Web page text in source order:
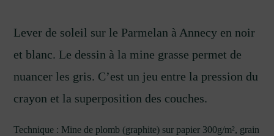
Lever de soleil sur le Parmelan à Annecy en noir
et blanc. Le dessin à la mine grasse permet de
nuancer les gris. C’est un jeu entre la pression du
crayon et la superposition des couches.
Technique : Mine de plomb (graphite) sur papier 300g/m², grain